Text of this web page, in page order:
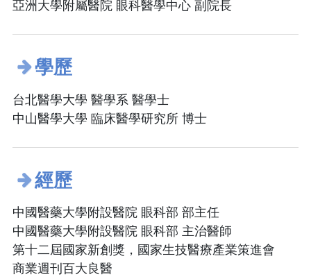
亞洲大學附屬醫院 眼科醫學中心 副院長
學歷
台北醫學大學 醫學系 醫學士
中山醫學大學 臨床醫學研究所 博士
經歷
中國醫藥大學附設醫院 眼科部 部主任
中國醫藥大學附設醫院 眼科部 主治醫師
第十二屆國家新創獎，國家生技醫療產業策進會
商業週刊百大良醫